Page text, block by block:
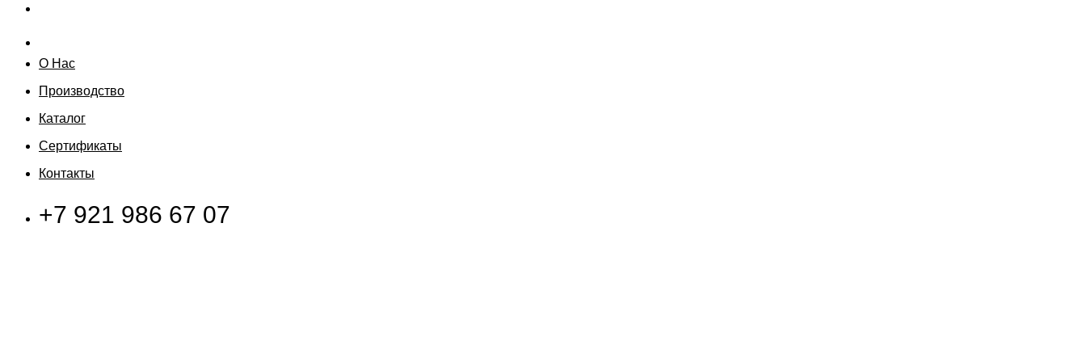
О Нас
Производство
Каталог
Сертификаты
Контакты
+7 921 986 67 07